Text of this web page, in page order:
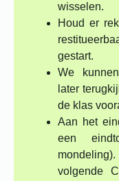
wisselen.
Houd er
gestart.
We
later
de klas
Aan het
een
volgende